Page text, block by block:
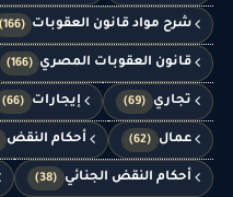
شرح مواد قانون العقوبات (166)
قانون العقوبات المصري (166)
تجاري (69) إيجارات (66)
عمال (62) أحكام النقض
أحكام النقض الجنائي (38)